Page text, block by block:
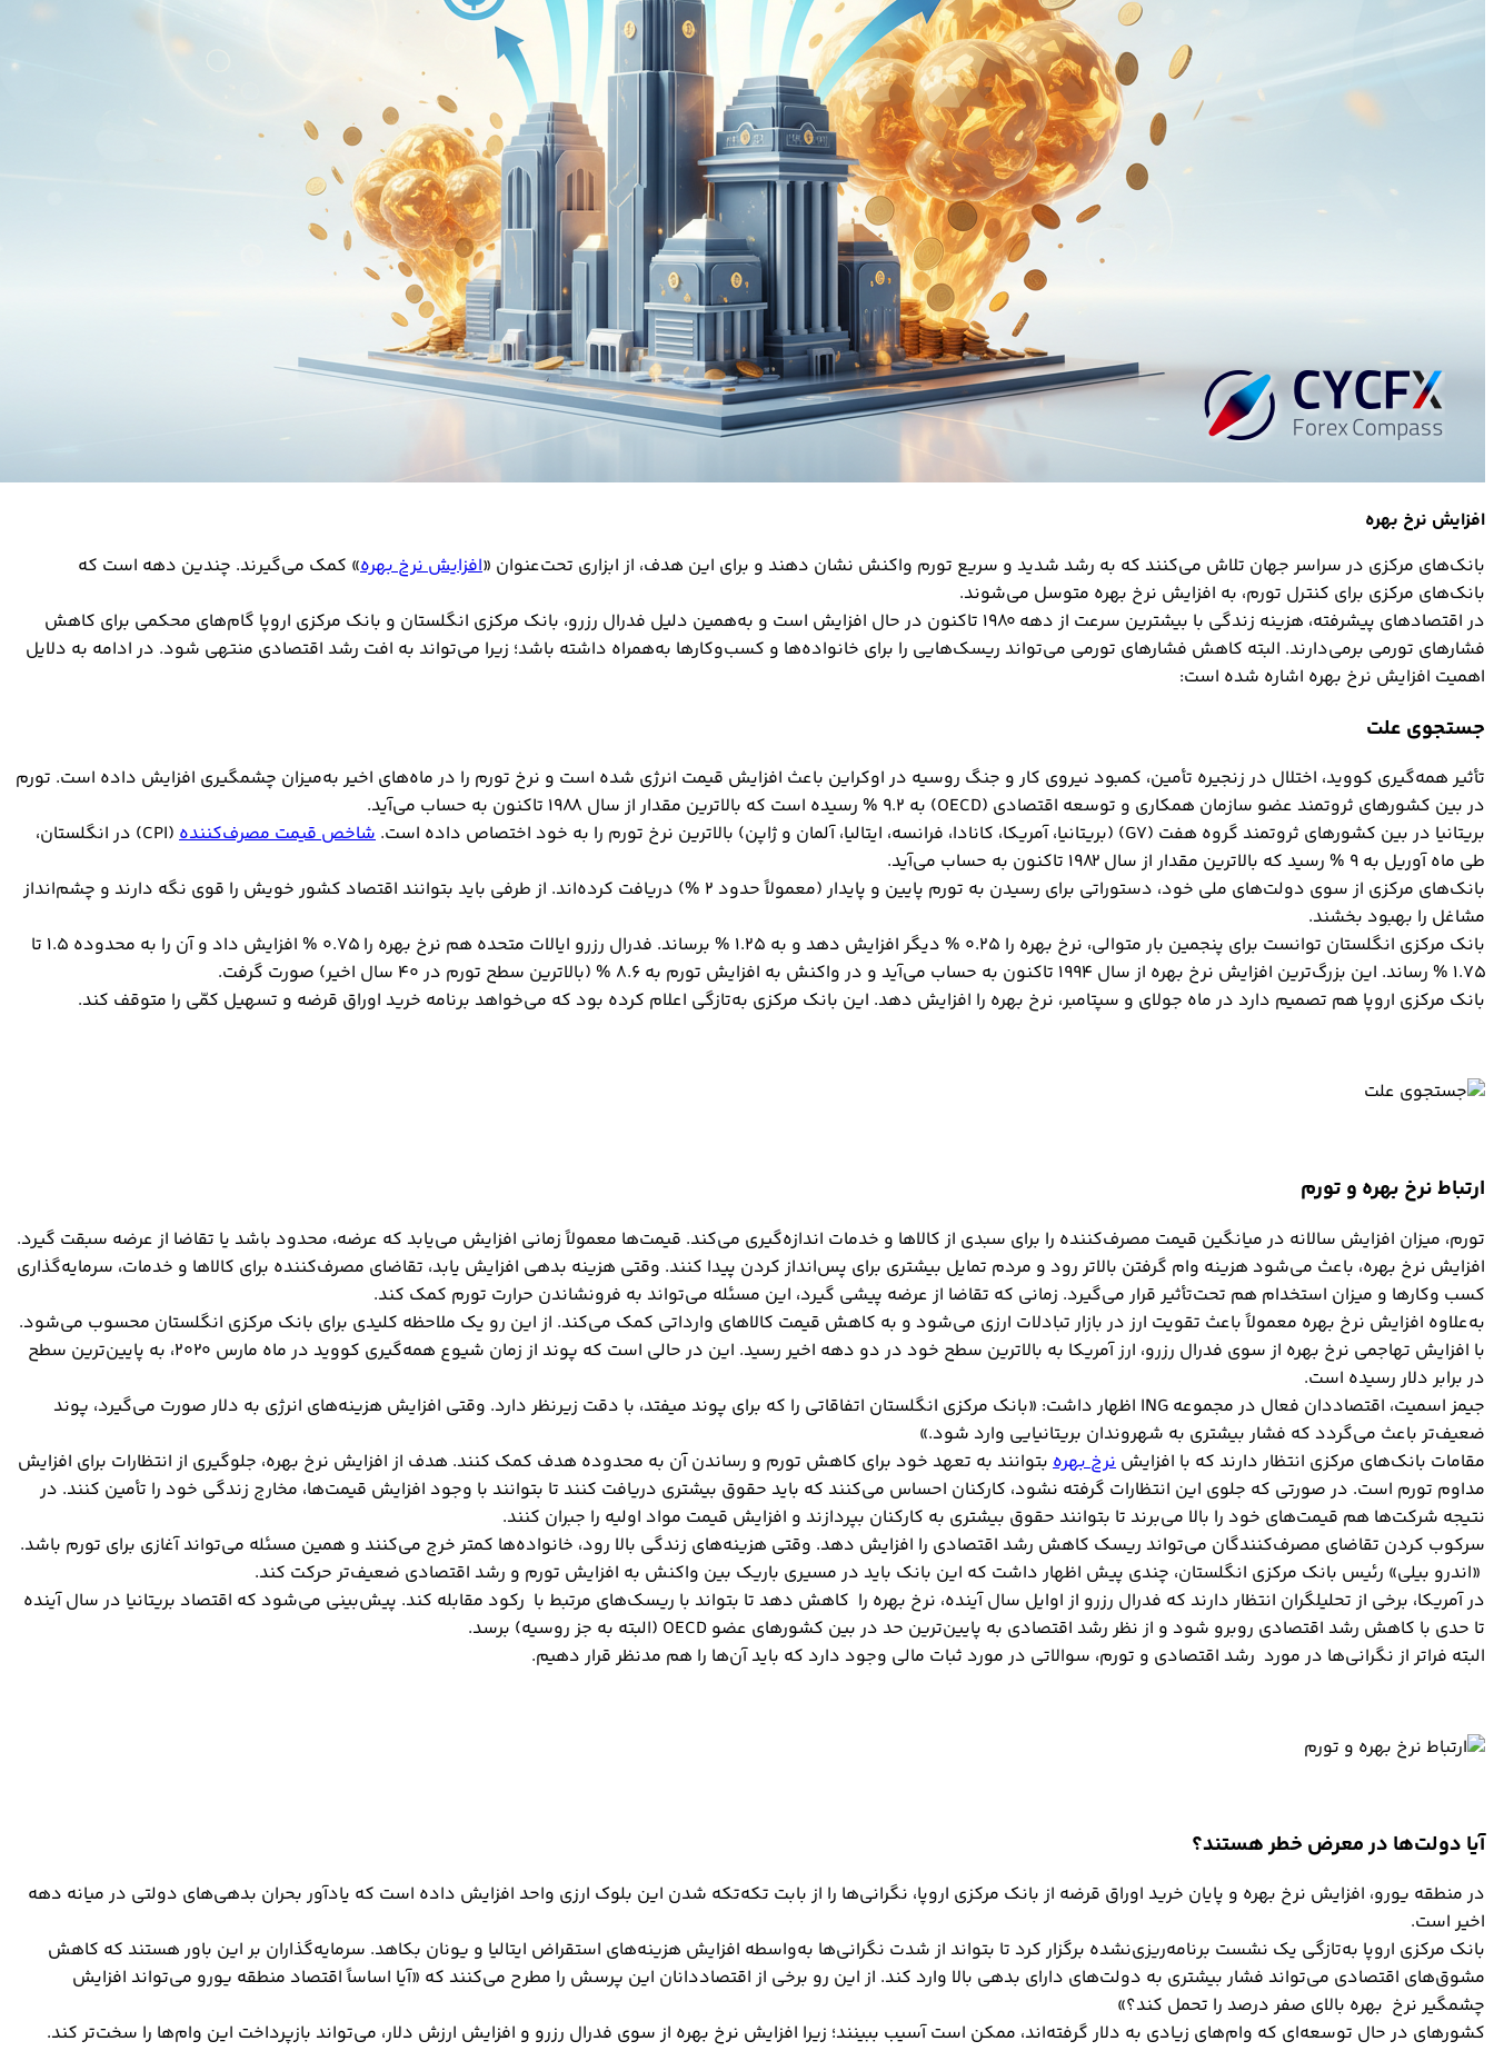
افزایش نرخ بهره
بانک‌های مرکزی در سراسر جهان تلاش می‌کنند که به رشد شدید و سریع تورم واکنش نشان دهند و برای این هدف، از ابزاری تحت‌عنوان «افزایش نرخ بهره» کمک می‌گیرند. چندین دهه است که
بانک‌های مرکزی برای کنترل تورم، به افزایش نرخ بهره متوسل می‌شوند.
در اقتصادهای پیشرفته، هزینه زندگی با بیشترین سرعت از دهه 1980 تاکنون در حال افزایش است و به‌همین دلیل فدرال رزرو، بانک مرکزی انگلستان و بانک مرکزی اروپا گام‌های محکمی برای کاهش
فشارهای تورمی برمی‌دارند. البته کاهش فشارهای تورمی می‌تواند ریسک‌هایی را برای خانواده‌ها و کسب‌و‌کارها به‌همراه داشته باشد؛ زیرا می‌تواند به افت رشد اقتصادی منتهی شود. در ادامه به دلایل
اهمیت افزایش نرخ بهره اشاره شده است:
جستجوی علت
تأثیر همه‌گیری کووید، اختلال در زنجیره تأمین، کمبود نیروی کار و جنگ روسیه در اوکراین باعث افزایش قیمت انرژی شده است و نرخ تورم را در ماه‌های اخیر به‌میزان چشمگیری افزایش داده است. تورم
در بین کشورهای ثروتمند عضو سازمان همکاری و توسعه اقتصادی (OECD) به 9.2 % رسیده است که بالاترین مقدار از سال 1988 تاکنون به حساب می‌آید.
بریتانیا در بین کشورهای ثروتمند گروه هفت (G7) (بریتانیا، آمریکا، کانادا، فرانسه، ایتالیا، آلمان و ژاپن) بالاترین نرخ تورم را به خود اختصاص داده است.
شاخص قیمت مصرف‌کننده
(CPI) در انگلستان،
طی ماه آوریل به 9 % رسید که بالاترین مقدار از سال 1982 تاکنون به حساب می‌آید.
بانک‌های مرکزی از سوی دولت‎‌های ملی خود، دستوراتی برای رسیدن به تورم پایین و پایدار (معمولاً حدود 2 %) دریافت کرده‌اند. از طرفی باید بتوانند اقتصاد کشور خویش را قوی نگه دارند و چشم‌انداز
مشاغل را بهبود بخشند.
بانک مرکزی انگلستان توانست برای پنجمین بار متوالی، نرخ بهره را 0.25 % دیگر افزایش دهد و به 1.25 % برساند. فدرال رزرو ایالات متحده هم نرخ بهره را 0.75 % افزایش داد و آن را به محدوده 1.5 تا
1.75 % رساند. این بزرگ‌ترین افزایش نرخ بهره از سال 1994 تاکنون به حساب می‌آید و در واکنش به افزایش تورم به 8.6 % (بالاترین سطح تورم در 40 سال اخیر) صورت گرفت.
بانک مرکزی اروپا هم تصمیم دارد در ماه جولای و سپتامبر، نرخ بهره را افزایش دهد. این بانک مرکزی به‌تازگی اعلام کرده بود که می‌خواهد برنامه خرید اوراق قرضه و تسهیل کمّی را متوقف کند.
ارتباط نرخ بهره و تورم
تورم، میزان افزایش سالانه در میانگین قیمت مصرف‌کننده را برای سبدی از کالاها و خدمات اندازه‌گیری می‌کند. قیمت‌ها معمولاً زمانی افزایش می‌یابد که عرضه، محدود باشد یا تقاضا از عرضه سبقت گیرد.
افزایش نرخ بهره، باعث می‌شود هزینه وام‌ گرفتن بالاتر رود و مردم تمایل بیشتری برای پس‌انداز کردن پیدا کنند. وقتی هزینه بدهی افزایش یابد، تقاضای مصرف‌کننده برای کالاها و خدمات، سرمایه‌گذاری
کسب و‌کارها و میزان استخدام هم تحت‌تأثیر قرار می‌گیرد. زمانی که تقاضا از عرضه پیشی گیرد، این مسئله می‌تواند به فرونشاندن حرارت تورم کمک کند.
به‌علاوه افزایش نرخ بهره معمولاً باعث تقویت ارز در بازار تبادلات ارزی می‌شود و به کاهش قیمت کالاهای وارداتی کمک می‌کند. از این رو یک ملاحظه کلیدی برای بانک مرکزی انگلستان محسوب می‌شود.
با افزایش تهاجمی نرخ بهره از سوی فدرال رزرو، ارز آمریکا به بالاترین سطح خود در دو دهه اخیر رسید. این در حالی است که پوند از زمان شیوع همه‌گیری کووید در ماه مارس 2020، به پایین‌ترین سطح
در برابر دلار رسیده است.
جیمز اسمیت، اقتصاددان فعال در مجموعه ING اظهار داشت: «بانک مرکزی انگلستان اتفاقاتی را که برای پوند میفتد، با دقت زیرنظر دارد. وقتی افزایش هزینه‌های انرژی به دلار صورت می‌گیرد، پوند
ضعیف‌تر باعث می‌گردد که فشار بیشتری به شهروندان بریتانیایی وارد شود.»
مقامات بانک‌های مرکزی انتظار دارند که با افزایش نرخ بهره بتوانند به تعهد خود برای کاهش تورم و رساندن آن به محدوده هدف کمک کنند. هدف از افزایش نرخ بهره، جلوگیری از انتظارات برای افزایش
مداوم تورم است. در صورتی که جلوی این انتظارات گرفته نشود، کارکنان احساس می‌کنند که باید حقوق بیشتری دریافت کنند تا بتوانند با وجود افزایش قیمت‌ها، مخارج زندگی خود را تأمین کنند. در
نتیجه شرکت‌ها هم قیمت‌های خود را بالا می‌برند تا بتوانند حقوق بیشتری به کارکنان بپردازند و افزایش قیمت مواد اولیه را جبران کنند.
سرکوب کردن تقاضای مصرف‌کنندگان می‌تواند ریسک کاهش رشد اقتصادی را افزایش دهد. وقتی هزینه‌های زندگی بالا رود، خانواده‌ها کمتر خرج می‌کنند و همین مسئله می‌تواند آغازی برای تورم باشد.
«اندرو بیلی» رئیس بانک مرکزی انگلستان، چندی پیش اظهار داشت که این بانک باید در مسیری باریک بین واکنش به افزایش تورم و رشد اقتصادی ضعیف‌تر حرکت کند.
در آمریکا، برخی از تحلیلگران انتظار دارند که فدرال رزرو از اوایل سال آینده، نرخ بهره را کاهش دهد تا بتواند با ریسک‌های مرتبط با رکود مقابله کند. پیش‌بینی می‌شود که اقتصاد بریتانیا در سال آینده
تا حدی با کاهش رشد اقتصادی روبرو شود و از نظر رشد اقتصادی به پایین‌ترین حد در بین کشورهای عضو OECD (البته به جز روسیه) برسد.
البته فراتر از نگرانی‌ها در مورد رشد اقتصادی و تورم، سوالاتی در مورد ثبات مالی وجود دارد که باید آن‌ها را هم مدنظر قرار دهیم.
آیا دولت‌ها در معرض خطر هستند؟
در منطقه یورو، افزایش نرخ بهره و پایان خرید اوراق قرضه از بانک مرکزی اروپا، نگرانی‌ها را از بابت تکه‌تکه شدن این بلوک ارزی واحد افزایش داده است که یادآور بحران بدهی‌های دولتی در میانه دهه
اخیر است.
بانک مرکزی اروپا به‌تازگی یک نشست برنامه‌ریزی‌نشده برگزار کرد تا بتواند از شدت نگرانی‌ها به‌واسطه افزایش هزینه‌های استقراض ایتالیا و یونان بکاهد. سرمایه‌گذاران بر این باور هستند که کاهش
مشوق‌های اقتصادی می‌تواند فشار بیشتری به دولت‌های دارای بدهی بالا وارد کند. از این رو برخی از اقتصاددانان این پرسش را مطرح می‌کنند که «آیا اساساً اقتصاد منطقه یورو می‌تواند افزایش
چشمگیر نرخ بهره بالای صفر درصد را تحمل کند؟»
کشورهای در حال توسعه‌ای که وام‌های زیادی به دلار گرفته‌اند، ممکن است آسیب ببینند؛ زیرا افزایش نرخ بهره از سوی فدرال رزرو و افزایش ارزش دلار، می‌تواند بازپرداخت این وام‌ها را سخت‌تر کند.